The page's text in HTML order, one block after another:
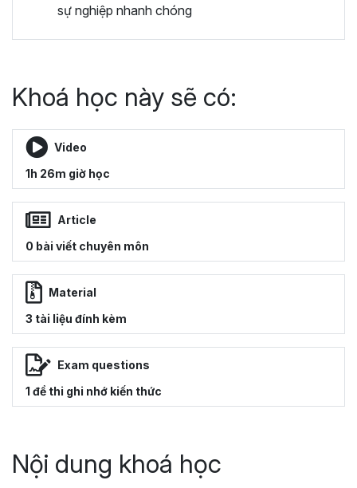
sự nghiệp nhanh chóng
Khoá học này sẽ có:
Video
1h 26m giờ học
Article
0 bài viết chuyên môn
Material
3 tài liệu đính kèm
Exam questions
1 đề thi ghi nhớ kiến thức
Nội dung khoá học